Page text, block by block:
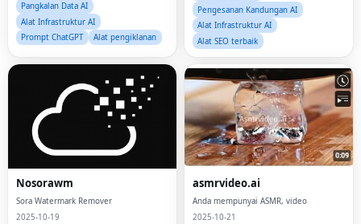
Pangkalan Data AI
Alat Infrastruktur AI
Prompt ChatGPT
Alat pengiklanan
Pengesanan Kandungan AI
Alat Infrastruktur AI
Alat SEO terbaik
Nosorawm
Sora Watermark Remover
2025-10-19
asmrvideo.ai
Anda mempunyai ASMR, video
2025-10-21